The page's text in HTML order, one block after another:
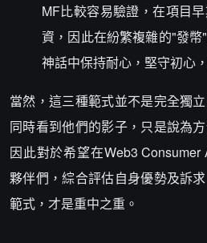
MF比較容易驗證，在項目
資，因此在紛繁複雜的"發
神話中保持耐心，堅守初心
當然，這三種範式並不是完全獨
同時看到他們的影子，只是說為
因此對於希望在Web3
夥伴們，綜合評估自身優勢及訴
範式，才是重中之重。